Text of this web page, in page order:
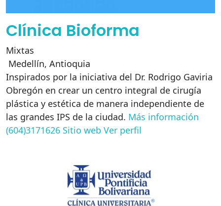
Clínica Bioforma
Mixtas
Medellín, Antioquia
Inspirados por la iniciativa del Dr. Rodrigo Gaviria
Obregón en crear un centro integral de cirugía
plástica y estética de manera independiente de
las grandes IPS de la ciudad. Más información
(604)3171626 Sitio web Ver perfil